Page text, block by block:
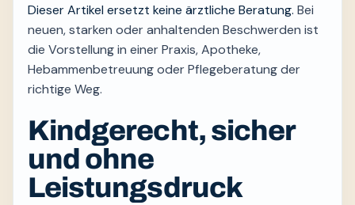
Dieser Artikel ersetzt keine ärztliche Beratung. Bei
neuen, starken oder anhaltenden Beschwerden ist
die Vorstellung in einer Praxis, Apotheke,
Hebammenbetreuung oder Pflegeberatung der
richtige Weg.
Kindgerecht, sicher
und ohne
Leistungsdruck